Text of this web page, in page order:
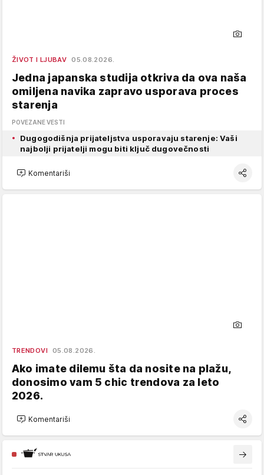
ŽIVOT I LJUBAV 05.08.2026.
Jedna japanska studija otkriva da ova naša
omiljena navika zapravo usporava proces
starenja
POVEZANE VESTI
Dugogodišnja prijateljstva usporavaju starenje: Vaši
najbolji prijatelji mogu biti ključ dugovečnosti
Komentariši
TRENDOVI 05.08.2026.
Ako imate dilemu šta da nosite na plažu,
donosimo vam 5 chic trendova za leto
2026.
Komentariši